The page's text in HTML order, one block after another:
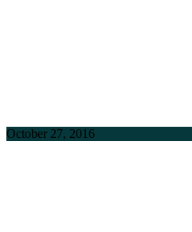
October 27, 2016